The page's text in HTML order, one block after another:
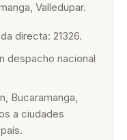
Valledupar.
directa: 21326.
despacho nacional
Bucaramanga,
a ciudades